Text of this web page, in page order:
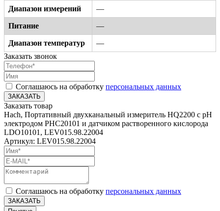
Диапазон измерений —
Питание —
Диапазон температур
—
Заказать звонок
Соглашаюсь на обработку персональных данных
ЗАКАЗАТЬ
Заказать товар
Hach, Портативный двухканальный измеритель HQ2200 c pH
электродом PHC20101 и датчиком растворенного кислорода
LDO10101, LEV015.98.22004
Артикул: LEV015.98.22004
Соглашаюсь на обработку персональных данных
ЗАКАЗАТЬ